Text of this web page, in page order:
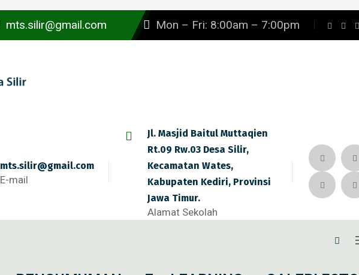
mts.silir@gmail.com Mon – Fri: 8:00am – 7:00pm
mts.silir@gmail.com
E-mail
Jl. Masjid Baitul Muttaqien
Rt.09 Rw.03 Desa Silir,
Kecamatan Wates,
Kabupaten Kediri, Provinsi
Jawa Timur.
Alamat Sekolah